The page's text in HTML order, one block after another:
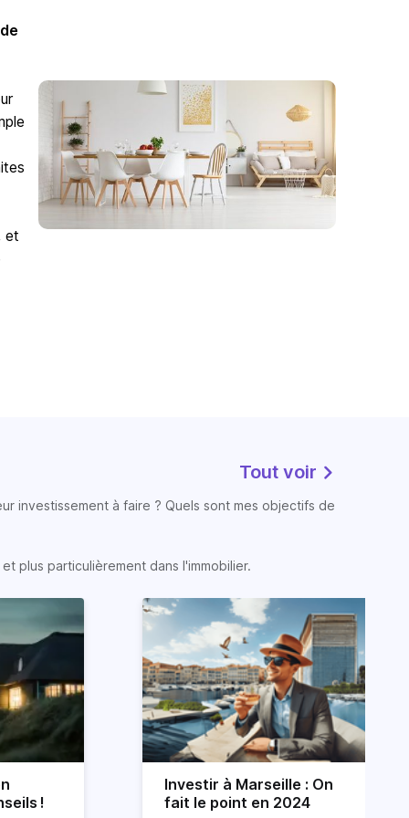
et
Tout voir
investissement à faire ? Quels sont mes objectifs de
plus particulièrement dans l'immobilier.
!
Investir à Marseille : On
fait le point en 2024